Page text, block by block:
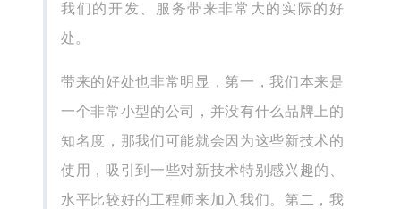
我们的开发、服务带来非常大的实际的好
处。
带来的好处也非常明显，第一，我们本来是
一个非常小型的公司，并没有什么品牌上的
知名度，那我们可能就会因为这些新技术的
使用，吸引到一些对新技术特别感兴趣的、
水平比较好的工程师来加入我们。第二，我